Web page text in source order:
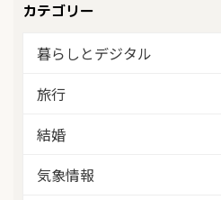
カテゴリー
暮らしとデジタル
旅行
結婚
気象情報